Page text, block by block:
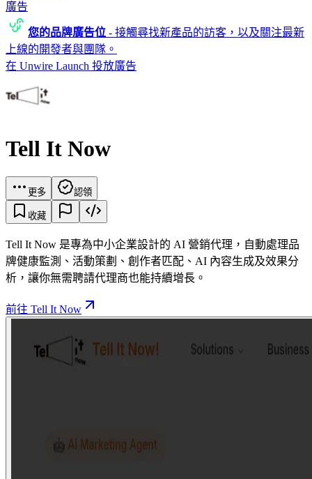
廣告
您的品牌廣告位 - 接觸尋找新產品的訪客，以及關注最新
上線的開發者與團隊。
在 Unwire Launch 投放廣告
Tell It Now
更多 認領
收藏
Tell It Now 是專為中小企業設計的 AI 營銷代理，自動處理品
牌健康監測、活動策劃、創作者匹配、AI 內容生成及效果分
析，讓你無需聘請代理商也能持續增長。
前往 Tell It Now